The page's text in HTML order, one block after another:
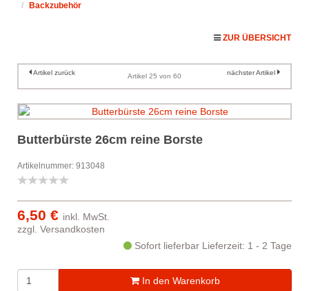
Backzubehör
ZUR ÜBERSICHT
Artikel zurück Artikel 25 von 60 nächster Artikel
Butterbürste 26cm reine Borste
Artikelnummer: 913048
6,50 € inkl. MwSt.
zzgl. Versandkosten
Sofort lieferbar Lieferzeit: 1 - 2 Tage
In den Warenkorb